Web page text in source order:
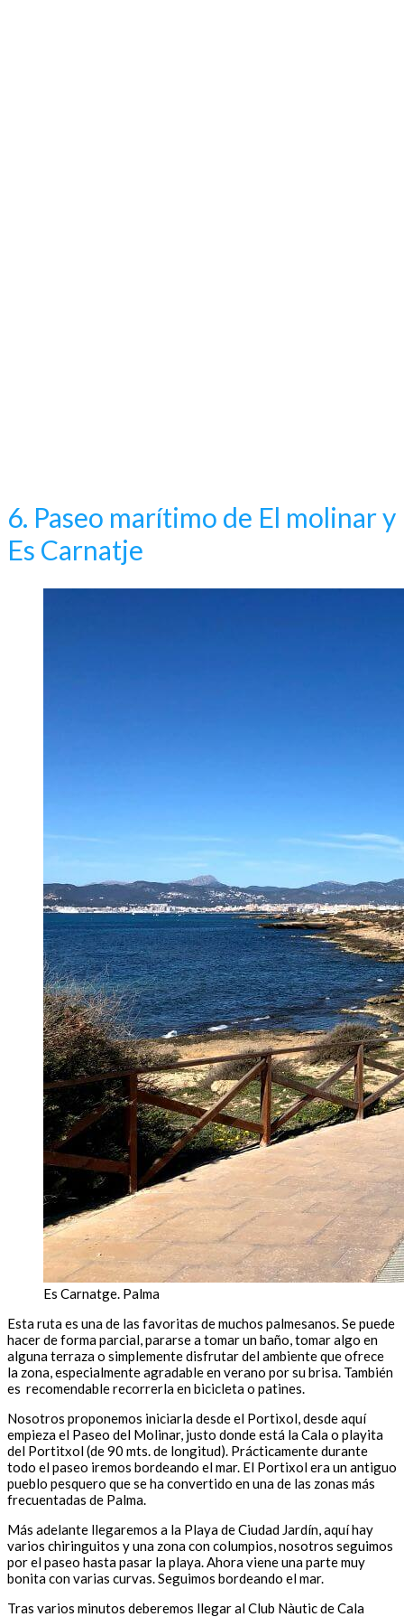
6. Paseo marítimo de El molinar y
Es Carnatje
Es Carnatge. Palma
Esta ruta es una de las favoritas de muchos palmesanos. Se puede
hacer de forma parcial, pararse a tomar un baño, tomar algo en
alguna terraza o simplemente disfrutar del ambiente que ofrece
la zona, especialmente agradable en verano por su brisa. También
es recomendable recorrerla en bicicleta o patines.
Nosotros proponemos iniciarla desde el Portixol, desde aquí
empieza el Paseo del Molinar, justo donde está la Cala o playita
del Portitxol (de 90 mts. de longitud). Prácticamente durante
todo el paseo iremos bordeando el mar. El Portixol era un antiguo
pueblo pesquero que se ha convertido en una de las zonas más
frecuentadas de Palma.
Más adelante llegaremos a la Playa de Ciudad Jardín, aquí hay
varios chiringuitos y una zona con columpios, nosotros seguimos
por el paseo hasta pasar la playa. Ahora viene una parte muy
bonita con varias curvas. Seguimos bordeando el mar.
Tras varios minutos deberemos llegar al Club Nàutic de Cala